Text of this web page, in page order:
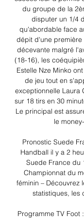
du groupe de la
disputer un 1/4
qu'abordable face
dépit d'une première
décevante malgré
(18-16), les
Estelle Nze Minko
de jeu tout en
exceptionnelle Laura
sur 18 tirs en 30
Le principal est
le
Pronostic Suede
Handball il y a 2
Suede France du
Championnat du
féminin – Découvrez
statistiques, les
Programme TV Foot